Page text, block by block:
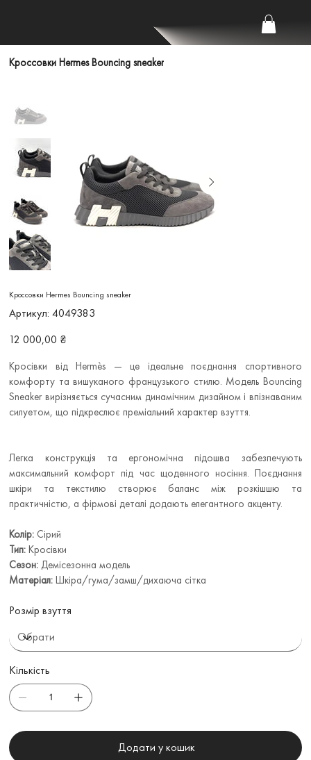
Кроссовки Hermes Bouncing sneaker
Кроссовки Hermes Bouncing sneaker
Артикул:
Артикул
4049383
4049383
Ціна
12 000,00 ₴
Кросівки від Hermès — це ідеальне поєднання спортивного
комфорту та вишуканого французького стилю. Модель Bouncing
Sneaker вирізняється сучасним динамічним дизайном і впізнаваним
силуетом, що підкреслює преміальний характер взуття.
Легка конструкція та ергономічна підошва забезпечують
максимальний комфорт під час щоденного носіння. Поєднання
шкіри та текстилю створює баланс між розкішшю та
практичністю, а фірмові деталі додають елегантного акценту.
Колір: Сірий
Тип: Кросівки
Сезон: Демісезонна модель
Матеріал:Шкіра/гума/замш/дихаюча сітка
Розмір взуття
Кількість
Додати у кошик